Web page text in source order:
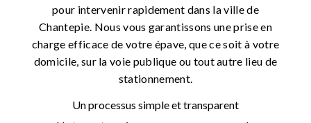
pour intervenir rapidement dans la ville de
Chantepie. Nous vous garantissons une prise en
charge efficace de votre épave, que ce soit à votre
domicile, sur la voie publique ou tout autre lieu de
stationnement.
Un processus simple et transparent